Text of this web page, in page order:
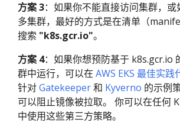
方案 3：如果你不能直接访问集群，
多集群，最好的方式是在清单（
搜索 "k8s.gcr.io"。
方案 4：如果你想预防基于 k8s.gcr.io
群中运行，可以在 AWS EKS 最佳实践
针对Gatekeeper和 Kyverno 的示例
可以阻止镜像被拉取。 你可以在任何
中使用这些第三方策略。